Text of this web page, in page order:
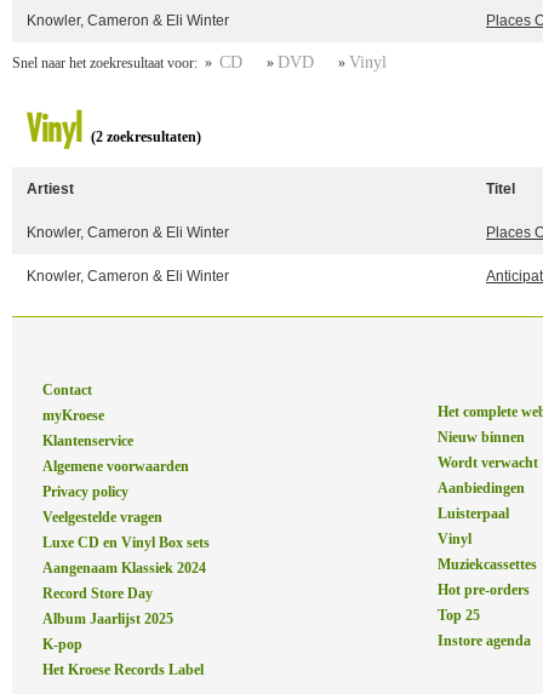
Knowler, Cameron & Eli Winter Places
Snel naar het zoekresultaat voor: » CD » DVD » Vinyl
Vinyl (2 zoekresultaten)
Artiest Titel
Knowler, Cameron & Eli Winter Places
Knowler, Cameron & Eli Winter
Contact
myKroese
Klantenservice
Algemene voorwaarden
Privacy policy
Veelgestelde vragen
Luxe CD en Vinyl Box sets
Aangenaam Klassiek 2024
Record Store Day
Album Jaarlijst 2025
K-pop
Het Kroese Records Label
Het complete
Nieuw binnen
Wordt verwacht
Aanbiedingen
Luisterpaal
Vinyl
Muziekcassettes
Hot pre-orders
Top 25
Instore agenda